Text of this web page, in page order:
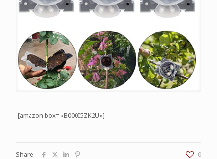
[amazon box= «B000I5ZK2U»]
Share 0